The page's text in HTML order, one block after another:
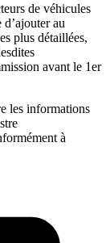
de véhicules
au
plus détaillées,
avant le 1er
les informations
à